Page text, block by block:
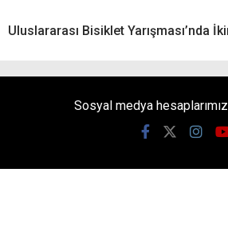
Uluslararası Bisiklet Yarışması’nda
Sosyal medya